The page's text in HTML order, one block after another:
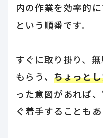
内の作業を効率的
という順番です。
すぐに取り掛り、
もらう、ちょっと
った意図があれば
ぐ着手することもあ